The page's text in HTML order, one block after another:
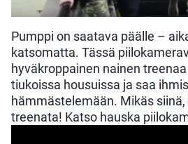
Pumppi on saatava päälle –
katsomatta. Tässä
hyväkroppainen nainen
tiukoissa housuissa ja saa
hämmästelemään. Mikäs
treenata! Katso hauska